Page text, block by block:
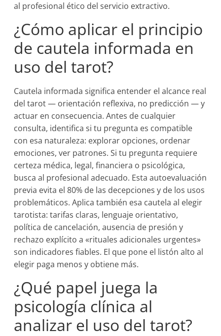
al profesional ético del servicio extractivo.
¿Cómo aplicar el principio
de cautela informada en
uso del tarot?
Cautela informada significa entender el alcance real
del tarot — orientación reflexiva, no predicción — y
actuar en consecuencia. Antes de cualquier
consulta, identifica si tu pregunta es compatible
con esa naturaleza: explorar opciones, ordenar
emociones, ver patrones. Si tu pregunta requiere
certeza médica, legal, financiera o psicológica,
busca al profesional adecuado. Esta autoevaluación
previa evita el 80% de las decepciones y de los usos
problemáticos. Aplica también esa cautela al elegir
tarotista: tarifas claras, lenguaje orientativo,
política de cancelación, ausencia de presión y
rechazo explícito a «rituales adicionales urgentes»
son indicadores fiables. El que pone el listón alto al
elegir paga menos y obtiene más.
¿Qué papel juega la
psicología clínica al
analizar el uso del tarot?